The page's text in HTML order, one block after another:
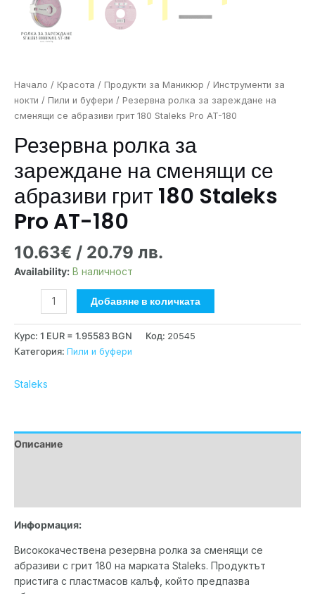
Начало / Красота / Продукти за Маникюр / Инструменти за
нокти / Пили и буфери / Резервна ролка за зареждане на
сменящи се абразиви грит 180 Staleks Pro AT-180
Резервна ролка за
зареждане на сменящи се
абразиви грит 180 Staleks
Pro AT-180
10.63€ / 20.79 лв.
Availability: В наличност
Добавяне в количката
Курс: 1 EUR = 1.95583 BGN Код: 20545
Категория: Пили и буфери
Staleks
Описание
Информация:
Висококачествена резервна ролка за сменящи се
абразиви с грит 180 на марката Staleks. Продуктът
пристига с пластмасов калъф, който предпазва